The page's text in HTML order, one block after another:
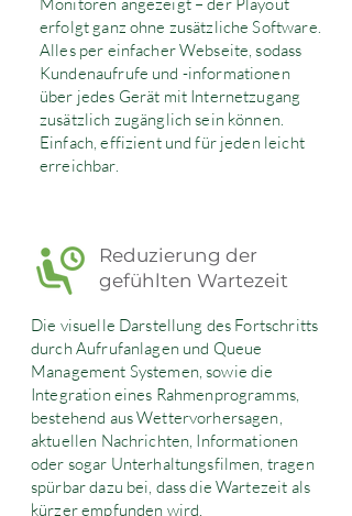
erfolgt ganz ohne zusätzliche Software.
Alles per einfacher Webseite, sodass
Kundenaufrufe und -informationen
über jedes Gerät mit Internetzugang
zusätzlich zugänglich sein können.
Einfach, effizient und für jeden leicht
erreichbar.
Reduzierung der
gefühlten Wartezeit
Die visuelle Darstellung des Fortschritts
durch Aufrufanlagen und Queue
Management Systemen, sowie die
Integration eines Rahmenprogramms,
bestehend aus Wettervorhersagen,
aktuellen Nachrichten, Informationen
oder sogar Unterhaltungsfilmen, tragen
spürbar dazu bei, dass die Wartezeit als
kürzer empfunden wird.